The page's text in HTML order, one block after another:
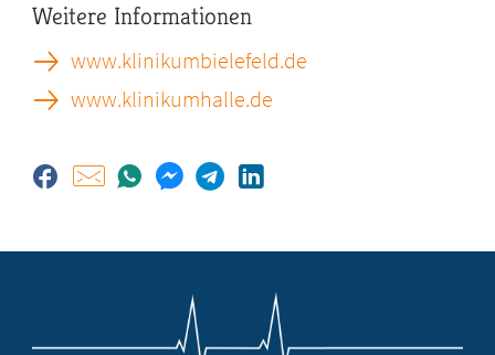
Weitere Informationen
www.klinikumbielefeld.de
www.klinikumhalle.de